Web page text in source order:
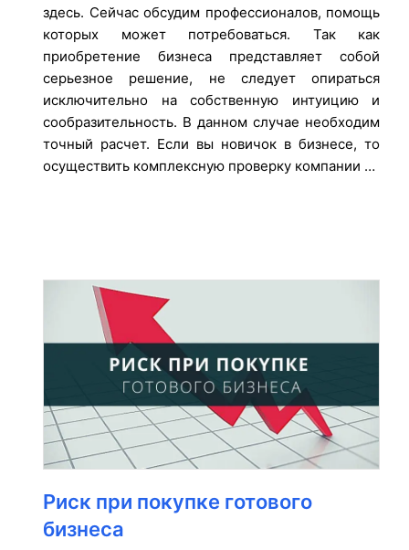
здесь. Сейчас обсудим профессионалов, помощь
которых может потребоваться. Так как
приобретение бизнеса представляет собой
серьезное решение, не следует опираться
исключительно на собственную интуицию и
сообразительность. В данном случае необходим
точный расчет. Если вы новичок в бизнесе, то
осуществить комплексную проверку компании …
Риск при покупке готового
бизнеса